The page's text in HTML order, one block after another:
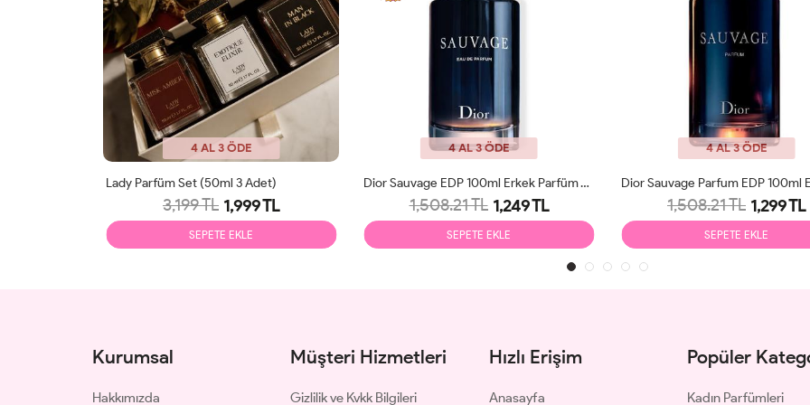
4 AL 3 ÖDE
Lady Parfüm Set (50ml 3 Adet)
3,199 TL 1,999 TL
SEPETE EKLE
4 AL 3 ÖDE
Dior Sauvage EDP 100ml Erkek Parfüm Tester
1,508.21 TL 1,249 TL
SEPETE EKLE
4 AL 3 ÖDE
1,508.21 TL 1,299 TL
SEPETE EKLE
Kurumsal
Hakkımızda
Müşteri Hizmetleri
Gizlilik ve Kvkk Bilgileri
Hızlı Erişim
Anasayfa
Popüler
Kadın Parfümleri